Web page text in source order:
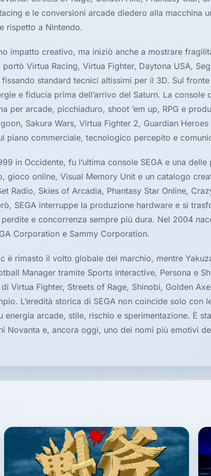
e le conversioni arcade diedero alla macchina
rispetto a Nintendo.
impatto creativo, ma iniziò anche a mostrare
Virtua Racing, Virtua Fighter, Daytona USA,
standard tecnici altissimi per il 3D. Sul fronte
e fiducia prima dell’arrivo del Saturn. La console
per arcade, picchiaduro, shoot ’em up, RPG e
Sakura Wars, Virtua Fighter 2, Guardian Heroes
piano commerciale, tecnologico percepito e
in Occidente, fu l’ultima console SEGA e una delle
gioco online, Visual Memory Unit e un catalogo
Radio, Skies of Arcadia, Phantasy Star Online,
SEGA interruppe la produzione hardware e si
e concorrenza sempre più dura. Nel 2004
Corporation e Sammy Corporation.
è rimasto il volto globale del marchio, mentre
Manager tramite Sports Interactive, Persona e
Virtua Fighter, Streets of Rage, Shinobi, Golden
L’eredità storica di SEGA non coincide solo con
arcade, stile, rischio e sperimentazione. È
Novanta e, ancora oggi, uno dei nomi più emotivi